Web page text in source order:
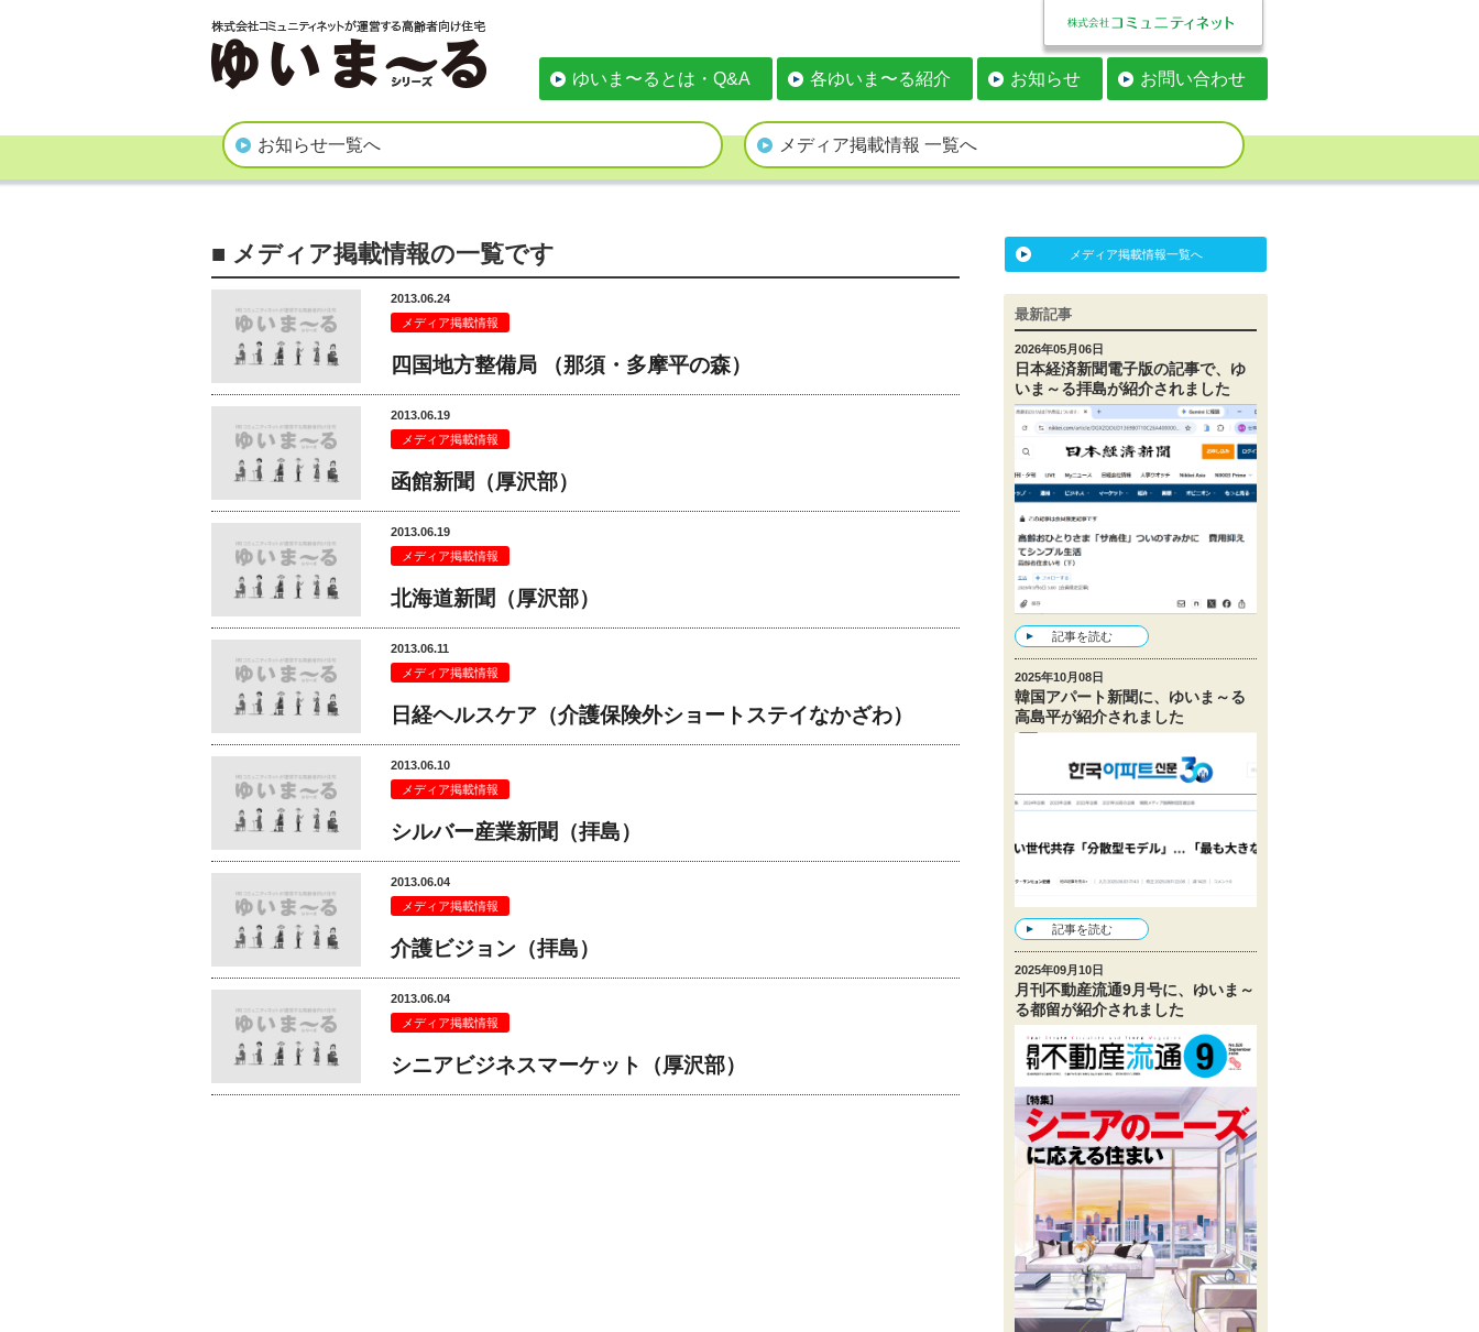
ゆいま〜るとは・Q&A 各ゆいま〜る紹介 お知らせ お問い合わせ
お知らせ一覧へ メディア掲載情報 一覧へ
■ メディア掲載情報の一覧です
2013.06.24
メディア掲載情報
四国地方整備局 （那須・多摩平の森）
2013.06.19
メディア掲載情報
函館新聞（厚沢部）
2013.06.19
メディア掲載情報
北海道新聞（厚沢部）
2013.06.11
メディア掲載情報
日経ヘルスケア（介護保険外ショートステイなかざわ）
2013.06.10
メディア掲載情報
シルバー産業新聞（拝島）
2013.06.04
メディア掲載情報
介護ビジョン（拝島）
2013.06.04
メディア掲載情報
シニアビジネスマーケット（厚沢部）
メディア掲載情報一覧へ
最新記事
2026年05月06日
日本経済新聞電子版の記事で、ゆ
いま～る拝島が紹介されました
記事を読む
2025年10月08日
韓国アパート新聞に、ゆいま～る
高島平が紹介されました
記事を読む
2025年09月10日
月刊不動産流通9月号に、ゆいま～
る都留が紹介されました